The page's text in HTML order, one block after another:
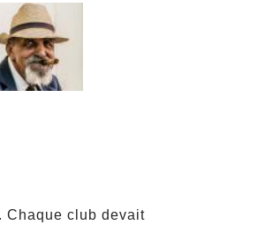
. Chaque club devait